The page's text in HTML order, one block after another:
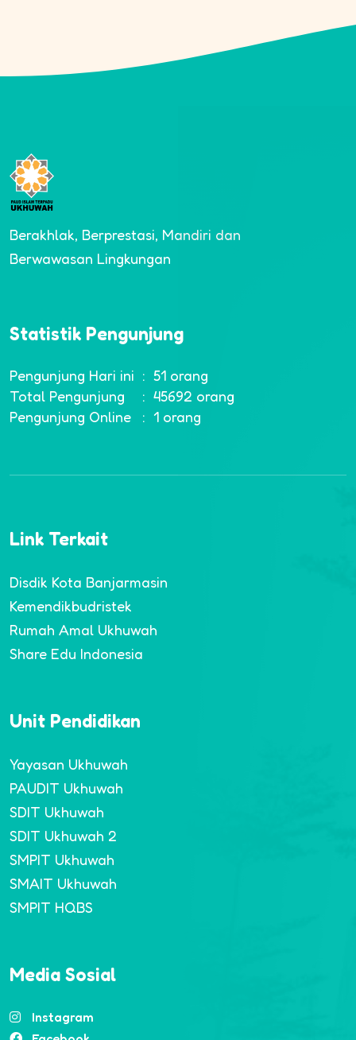
Berakhlak, Berprestasi, Mandiri dan
Berwawasan Lingkungan
Statistik Pengunjung
Pengunjung Hari ini : 51 orang
Total Pengunjung
: 45692 orang
Pengunjung Online
: 1 orang
Link Terkait
Disdik Kota Banjarmasin
Kemendikbudristek
Rumah Amal Ukhuwah
Share Edu Indonesia
Unit Pendidikan
Yayasan Ukhuwah
PAUDIT Ukhuwah
SDIT Ukhuwah
SDIT Ukhuwah 2
SMPIT Ukhuwah
SMAIT Ukhuwah
SMPIT HQBS
Media Sosial
Instagram